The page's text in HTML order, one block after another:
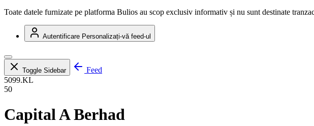
Toate datele furnizate pe platforma Bulios au scop exclusiv informativ și nu sunt destinate
Autentificare Personalizați-vă feed-ul
Toggle Sidebar
Feed
5099.KL
50
Capital A Berhad